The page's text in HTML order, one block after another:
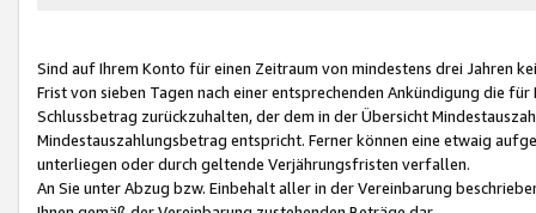
Sind auf Ihrem Konto für einen Zeitraum von mindestens drei Jahren
Frist von sieben Tagen nach einer entsprechenden Ankündigung die
Schlussbetrag zurückzuhalten, der dem in der Übersicht
Mindestauszahlungsbetrag entspricht. Ferner können eine etwaig
unterliegen oder durch geltende Verjährungsfristen verfallen.
An Sie unter Abzug bzw. Einbehalt aller in der Vereinbarung